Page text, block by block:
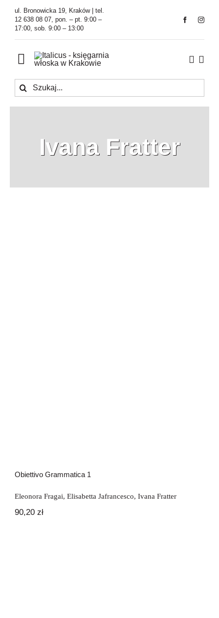
Przejdź
zawartości
ul. Bronowicka 19, Kraków | tel.
12 638 08 07, pon. – pt. 9:00 –
17:00, sob. 9:00 – 13:00
Toggle
Navigation
Księgarnia
Tłumaczenia
Szukaj
Ivana Fratter
Obiettivo Grammatica 1
Eleonora Fragai, Elisabetta Jafrancesco, Ivana Fratter
90,20 zł